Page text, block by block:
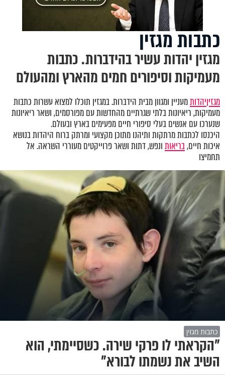
כתבות מגזין
מגזין יהדות עשיר בהידברות. כתבות
מעמיקות וסיפורים חמים מהארץ ומהעולם
מגזיןיהדותמעניין ומגוון מבית הידברות. במגזין תוכלו למצוא עשרות כתבות
מעמיקות, ריאיונות בלתי שגרתיים מהחדשות עם מפורסמים, ושאר ריאיונות
שנערכו עם אנשים בעלי סיפורי חיים מפעימים בארץ ובעולם.
היכנסו לכתבות מרתקות ותיהנו מתוכן מקצועי ומרתק ברוח היהדות בנושא
איכות חיים,בריאותונפש, דתות ושאר פרוייקטים מעוררי השראה. אל
תחמיצו
כתבות מגזין
"הקראתי לו פרקי שירה. כשסיימתי, הוא
השיב את נשמתו לבורא"